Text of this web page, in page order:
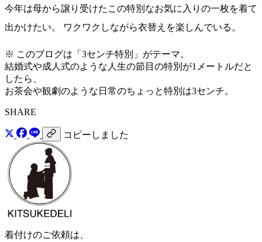
今年は母から譲り受けたこの特別なお気に入りの一枚を着て
出かけたい。 ワクワクしながら衣替えを楽しんでいる。
※ このブログは「3センチ特別」がテーマ。
結婚式や成人式のような人生の節目の特別が1メートルだと
したら、
お茶会や観劇のような日常のちょっと特別は3センチ。
SHARE
コピーしました
着付けのご依頼は、